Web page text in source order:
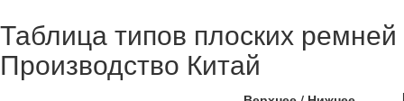
Таблица типов плоских ремней
Производство Китай